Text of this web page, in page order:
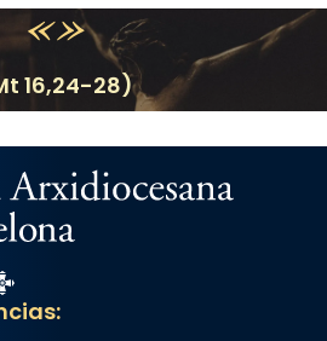
16,24-28)
Estel Cristiana